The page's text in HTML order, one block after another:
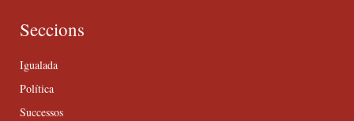
Seccions
Igualada
Política
Successos